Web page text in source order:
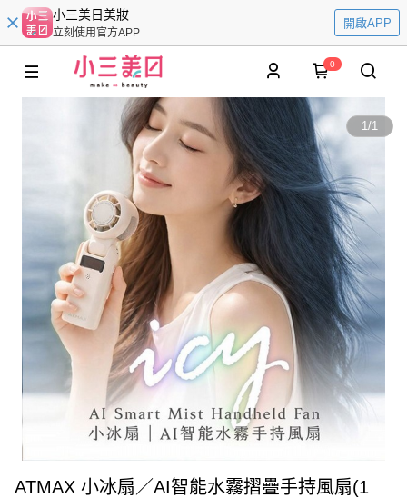
小三美日美妝
立刻使用官方APP
開啟APP
0
1/1
ATMAX 小冰扇／AI智能水霧摺疊手持風扇(1